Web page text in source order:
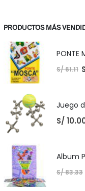
PRODUCTOS MÁS
PONTE
S/61.11
S/
S/83.33